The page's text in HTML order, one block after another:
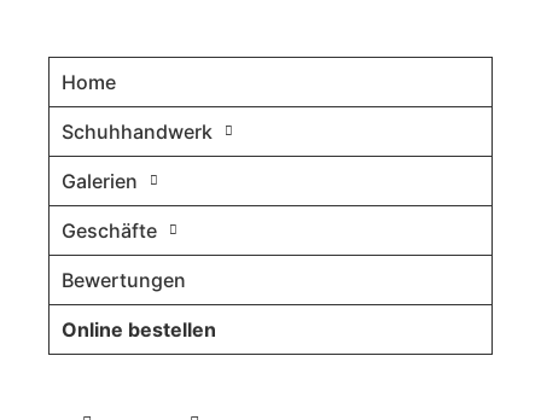
Home
Schuhhandwerk
Galerien
Geschäfte
Bewertungen
Online bestellen